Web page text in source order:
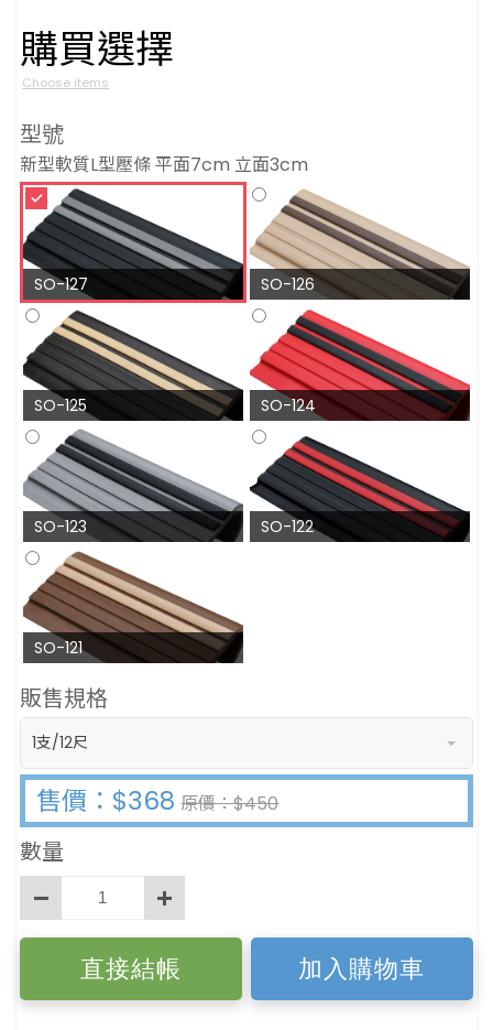
購買選擇
Choose items
型號
新型軟質L型壓條 平面7cm 立面3cm
SO-127 SO-126
SO-125 SO-124
SO-123 SO-122
SO-121
販售規格
1支/12尺
售價：$368 原價：$450
數量
直接結帳 加入購物車